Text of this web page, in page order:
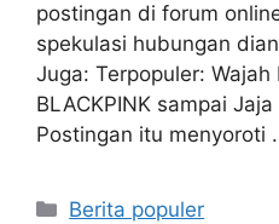
postingan di forum
spekulasi hubungan
Juga: Terpopuler: Wajah
BLACKPINK sampai
Postingan itu menyoroti
Kategori
Berita populer